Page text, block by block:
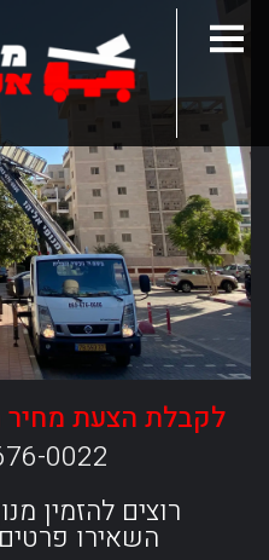
לקבלת הצעת מחיר
0022
רוצים להזמין
השאירו